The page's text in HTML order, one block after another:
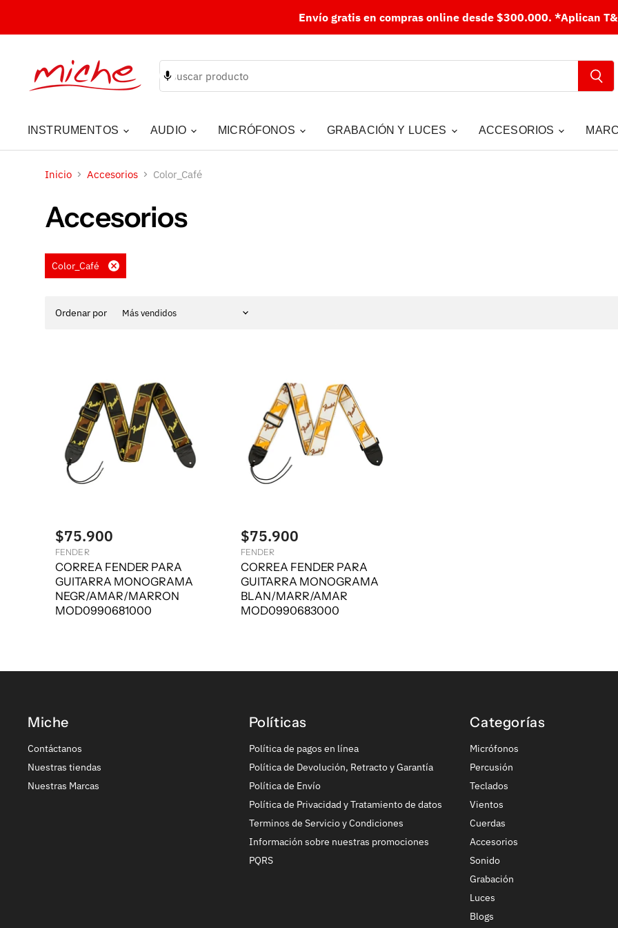
Envío gratis en compras online desde $300.000. *Aplican
INSTRUMENTOS AUDIO MICRÓFONOS GRABACIÓN Y LUCES ACCESORIOS
Inicio Accesorios Color_Café
Accesorios
Color_Café
Eliminar
Ordenar por
$75.900
FENDER
CORREA FENDER PARA
GUITARRA MONOGRAMA
NEGR/AMAR/MARRON
MOD0990681000
$75.900
FENDER
CORREA FENDER PARA
GUITARRA MONOGRAMA
BLAN/MARR/AMAR
MOD0990683000
Miche
Contáctanos
Nuestras tiendas
Nuestras Marcas
Políticas
Política de pagos en línea
Política de Devolución, Retracto y Garantía
Política de Envío
Política de Privacidad y Tratamiento de datos
Terminos de Servicio y Condiciones
Información sobre nuestras promociones
PQRS
Categorías
Micrófonos
Percusión
Teclados
Vientos
Cuerdas
Accesorios
Sonido
Grabación
Luces
Blogs